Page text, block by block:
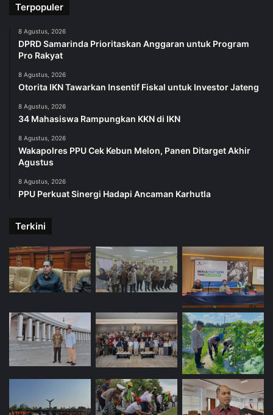
Terpopuler
8 Agustus, 2026
DPRD Samarinda Prioritaskan Anggaran untuk Program
Pro Rakyat
8 Agustus, 2026
Otorita IKN Tawarkan Insentif Fiskal untuk Investor Jateng
8 Agustus, 2026
34 Mahasiswa Rampungkan KKN di IKN
8 Agustus, 2026
Wakapolres PPU Cek Kebun Melon, Panen Ditarget Akhir
Agustus
8 Agustus, 2026
PPU Perkuat Sinergi Hadapi Ancaman Karhutla
Terkini